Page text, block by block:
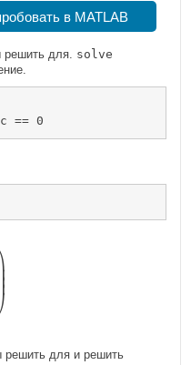
в MATLAB
решить для. solve
== 0


решить для и решить